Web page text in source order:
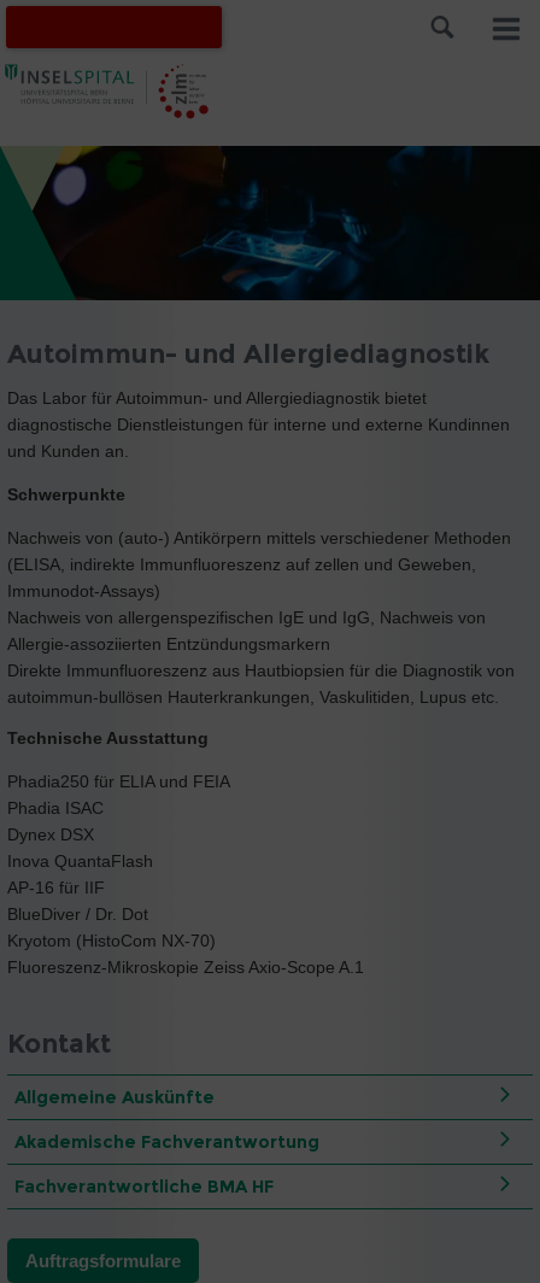
Autoimmun- und Allergiediagnostik
Das Labor für Autoimmun- und Allergiediagnostik bietet
diagnostische Dienstleistungen für interne und externe Kundinnen
und Kunden an.
Schwerpunkte
Nachweis von (auto-) Antikörpern mittels verschiedener Methoden
(ELISA, indirekte Immunfluoreszenz auf zellen und Geweben,
Immunodot-Assays)
Nachweis von allergenspezifischen IgE und IgG, Nachweis von
Allergie-assoziierten Entzündungsmarkern
Direkte Immunfluoreszenz aus Hautbiopsien für die Diagnostik von
autoimmun-bullösen Hauterkrankungen, Vaskulitiden, Lupus etc.
Technische Ausstattung
Phadia250 für ELIA und FEIA
Phadia ISAC
Dynex DSX
Inova QuantaFlash
AP-16 für IIF
BlueDiver / Dr. Dot
Kryotom (HistoCom NX-70)
Fluoreszenz-Mikroskopie Zeiss Axio-Scope A.1
Kontakt
Allgemeine Auskünfte
Akademische Fachverantwortung
Fachverantwortliche BMA HF
Auftragsformulare